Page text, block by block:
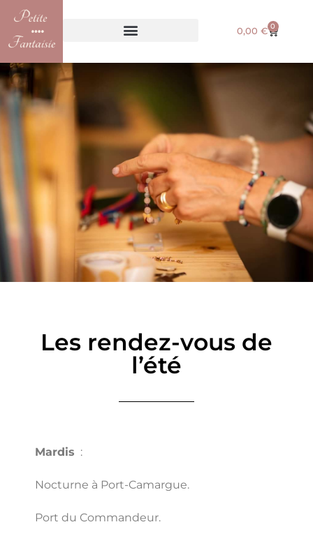
0,00 € 0
Les rendez-vous de
l’été
Mardis :
Nocturne à Port-Camargue.
Port du Commandeur.